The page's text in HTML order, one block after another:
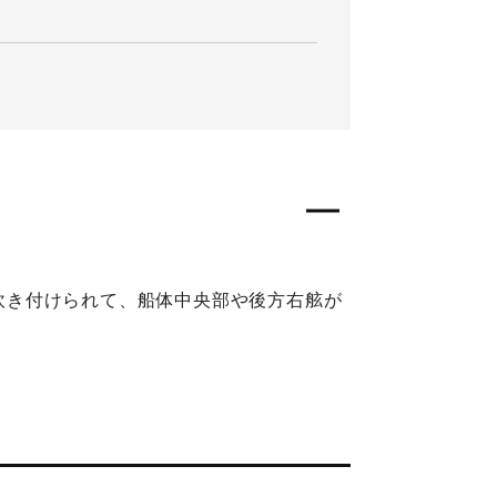
付けられて、船体中央部や後方右舷が